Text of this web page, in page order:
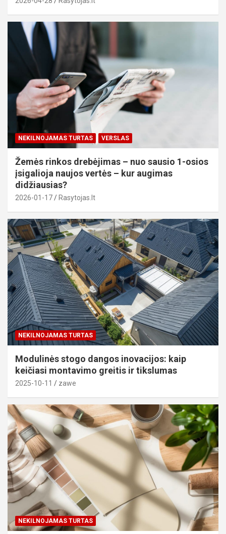
NEKILNOJAMAS TURTAS VERSLAS
Žemės rinkos drebėjimas – nuo sausio 1-osios
įsigalioja naujos vertės – kur augimas
didžiausias?
2026-01-17 Rasytojas.lt
NEKILNOJAMAS TURTAS
Modulinės stogo dangos inovacijos: kaip
keičiasi montavimo greitis ir tikslumas
2025-10-11 zawe
NEKILNOJAMAS TURTAS